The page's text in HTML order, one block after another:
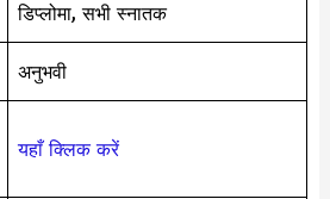
डिप्लोमा, सभी स्नातक
अनुभवी
यहाँ क्लिक करें